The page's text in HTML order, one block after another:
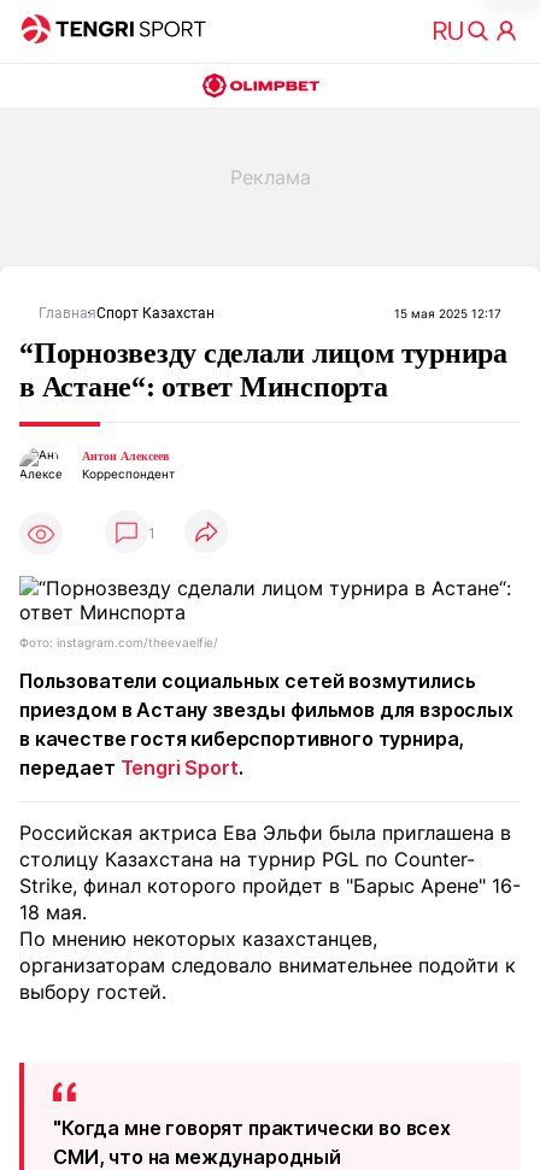
ГлавнаяСпорт Казахстан 15 мая 2025 12:17
“Порнозвезду сделали лицом турнира
в Астане“: ответ Минспорта
Антон Алексеев
Корреспондент
1
Фото: instagram.com/theevaelfie/
Пользователи социальных сетей возмутились
приездом в Астану звезды фильмов для взрослых
в качестве гостя киберспортивного турнира,
передает Tengri Sport.
Российская актриса Ева Эльфи была приглашена в
столицу Казахстана на турнир PGL по Counter-
Strike, финал которого пройдет в "Барыс Арене" 16-
18 мая.
По мнению некоторых казахстанцев,
организаторам следовало внимательнее подойти к
выбору гостей.
"Когда мне говорят практически во всех
СМИ, что на международный